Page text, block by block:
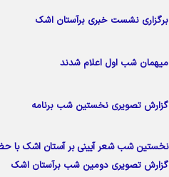
برگزاری نشست خبری برآستان اشک
میهمان شب اول اعلام شدند
گزارش تصویری نخستین شب برنامه
نخستین شب شعر آیینی بر آستان اشک با
گزارش تصویری دومین شب برآستان اشک